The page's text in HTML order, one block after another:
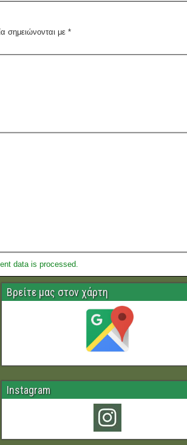
σημειώνονται με *
data is processed.
Βρείτε μας στον χάρτη
Instagram